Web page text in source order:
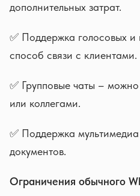
дополнительных затрат.
✅ Поддержка голосовых и
способ связи с клиентами.
✅ Групповые чаты –
или коллегами.
✅ Поддержка
документов.
Ограничения обычного